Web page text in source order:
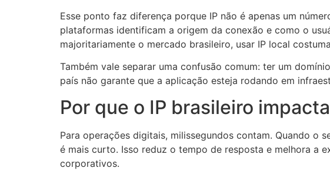
Esse ponto faz diferença porque IP não é apenas um
plataformas identificam a origem da conexão e como o
majoritariamente o mercado brasileiro, usar IP local
Também vale separar uma confusão comum: ter um
país não garante que a aplicação esteja rodando em
Por que o IP brasileiro
Para operações digitais, milissegundos contam. Quando o
é mais curto. Isso reduz o tempo de resposta e melhora a
corporativos.